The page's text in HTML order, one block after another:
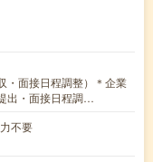
・面接日程調整）＊企業
出・面接日程調…
不要